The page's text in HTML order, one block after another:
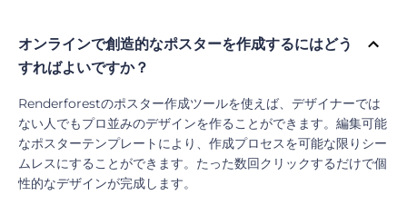
オンラインで創造的なポスターを作成するにはどう
すればよいですか？
Renderforestのポスター作成ツールを使えば、デザイナーでは
ない人でもプロ並みのデザインを作ることができます。編集可能
なポスターテンプレートにより、作成プロセスを可能な限りシー
ムレスにすることができます。たった数回クリックするだけで個
性的なデザインが完成します。